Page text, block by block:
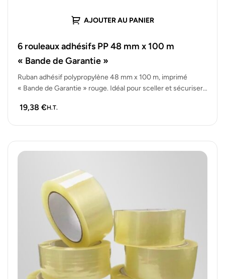
AJOUTER AU PANIER
6 rouleaux adhésifs PP 48 mm x 100 m
« Bande de Garantie »
Ruban adhésif polypropylène 48 mm x 100 m, imprimé
« Bande de Garantie » rouge. Idéal pour sceller et sécuriser
19,38 €H.T.